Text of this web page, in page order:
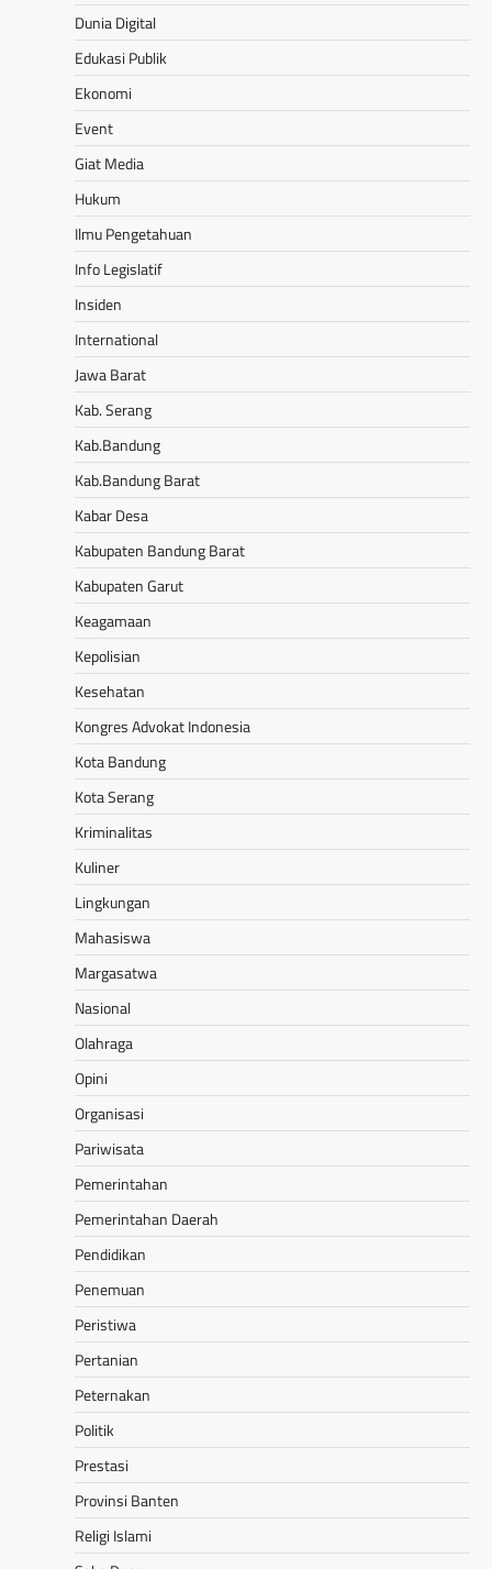
Dunia Digital
Edukasi Publik
Ekonomi
Event
Giat Media
Hukum
Ilmu Pengetahuan
Info Legislatif
Insiden
International
Jawa Barat
Kab. Serang
Kab.Bandung
Kab.Bandung Barat
Kabar Desa
Kabupaten Bandung Barat
Kabupaten Garut
Keagamaan
Kepolisian
Kesehatan
Kongres Advokat Indonesia
Kota Bandung
Kota Serang
Kriminalitas
Kuliner
Lingkungan
Mahasiswa
Margasatwa
Nasional
Olahraga
Opini
Organisasi
Pariwisata
Pemerintahan
Pemerintahan Daerah
Pendidikan
Penemuan
Peristiwa
Pertanian
Peternakan
Politik
Prestasi
Provinsi Banten
Religi Islami